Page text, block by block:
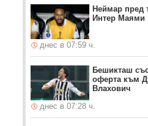
Неймар пред
Интер Маями
днес в 07:59 ч.
Бешикташ
оферта към
Влахович
днес в 07:28 ч.